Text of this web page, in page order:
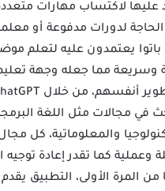
عليها لاكتساب مهارات
لدورات مدفوعة أو
يعتمدون عليه لتعلم
وسريعة مما جعله وجهة
في مجالات مثل اللغة البرمجة
والمعلوماتية، كل
كما تقدر إعادة توجيه
المرة الأولى، التطبيق يقدم